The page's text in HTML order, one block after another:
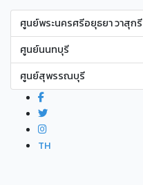
ศูนย์พระนครศรีอยุธยา วาสุกรี
ศูนย์นนทบุรี
ศูนย์สุพรรณบุรี
TH